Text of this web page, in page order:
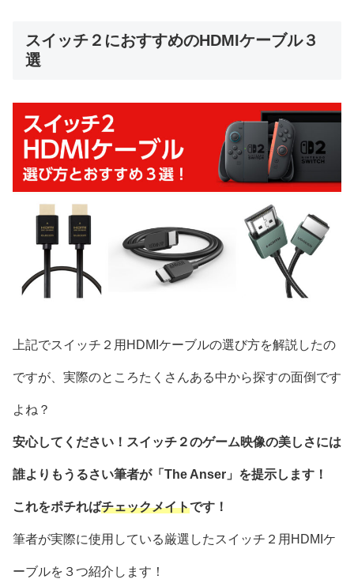
スイッチ２におすすめのHDMIケーブル３
選
上記でスイッチ２用HDMIケーブルの選び方を解説したの
ですが、実際のところたくさんある中から探すの面倒です
よね？
安心してください！スイッチ２のゲーム映像の美しさには
誰よりもうるさい筆者が「The Anser」を提示します！
これをポチればチェックメイトです！
筆者が実際に使用している厳選したスイッチ２用HDMIケ
ーブルを３つ紹介します！